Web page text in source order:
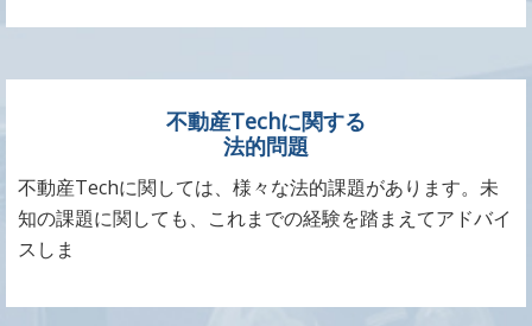
不動産Techに関する
法的問題
不動産Techに関しては、様々な法的課題があります。未
知の課題に関しても、これまでの経験を踏まえてアドバイ
スしま